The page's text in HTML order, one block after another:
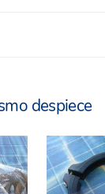
despiece